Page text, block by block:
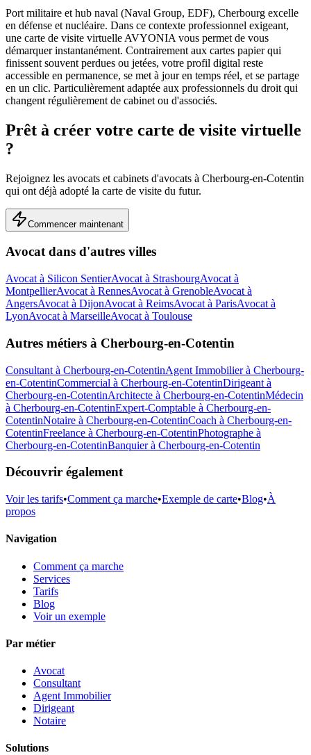
Port militaire et hub naval (Naval Group, EDF), Cherbourg excelle
en défense et nucléaire. Dans ce contexte professionnel exigeant,
une carte de visite virtuelle AVYONIA vous permet de vous
démarquer instantanément. Contrairement aux cartes papier qui
finissent souvent perdues ou jetées, votre profil digital reste
accessible en permanence, se met à jour en temps réel, et se partage
en un clic. Particulièrement adaptée aux professionnels du droit qui
changent régulièrement de cabinet ou d'associés.
Prêt à créer votre carte de visite virtuelle
?
Rejoignez les avocats et cabinets d'avocats à Cherbourg-en-Cotentin
qui ont déjà adopté la carte de visite du futur.
Commencer maintenant
Avocatdans d'autres villes
Avocat à Silicon SentierAvocat à StrasbourgAvocat à
MontpellierAvocat à RennesAvocat à GrenobleAvocat à
AngersAvocat à DijonAvocat à ReimsAvocat à ParisAvocat à
LyonAvocat à MarseilleAvocat à Toulouse
Autres métiers à Cherbourg-en-Cotentin
Consultant à Cherbourg-en-CotentinAgent Immobilierà Cherbourg-
en-CotentinCommercial à Cherbourg-en-CotentinDirigeant à
Cherbourg-en-CotentinArchitecte à Cherbourg-en-CotentinMédecin
à Cherbourg-en-CotentinExpert-Comptable à Cherbourg-en-
CotentinNotaire à Cherbourg-en-CotentinCoach à Cherbourg-en-
CotentinFreelance à Cherbourg-en-CotentinPhotographe à
Cherbourg-en-CotentinBanquierà Cherbourg-en-Cotentin
Découvrir également
Voir les tarifs•Comment ça marche•Exemple de carte•Blog•À
propos
Navigation
Comment ça marche
Services
Tarifs
Blog
Voir un exemple
Par métier
Avocat
Consultant
Agent Immobilier
Dirigeant
Notaire
Solutions